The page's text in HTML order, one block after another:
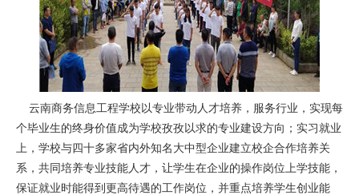
云南商务信息工程学校以专业带动人才培养，服务行业，实现每
个毕业生的终身价值成为学校孜孜以求的专业建设方向；实习就业
上，学校与四十多家省内外知名大中型企业建立校企合作培养关
系，共同培养专业技能人才，让学生在企业的操作岗位上学技能，
保证就业时能得到更高待遇的工作岗位，并重点培养学生创业能